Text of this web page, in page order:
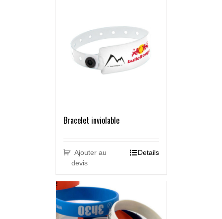
Bracelet inviolable
Ajouter au
devis
Details